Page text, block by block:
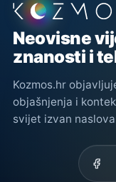
Podnožje
Neovisne
znanosti i
Kozmos.hr
objašnjenja i
svijet izvan